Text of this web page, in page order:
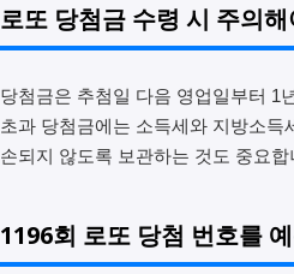
로또 당첨금 수령 시 주의
당첨금은 추첨일 다음 영업일부터 1
초과 당첨금에는 소득세와 지방소득
손되지 않도록 보관하는 것도 중요합
1196회 로또 당첨 번호를